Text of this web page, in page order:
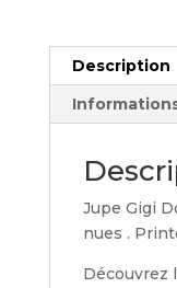
Description
Jupe Gigi
nues .
Découvrez